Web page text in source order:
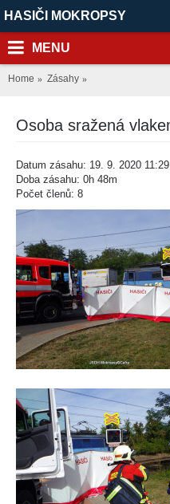
HASIČI MOKROPSY
MENU
Home Zásahy
Datum zásahu: 19. 9. 2020 11:29
Doba zásahu: 0h 48m
Počet členů: 8